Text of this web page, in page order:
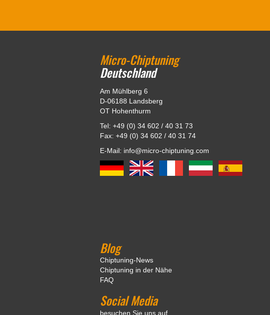
Micro-Chiptuning
Deutschland
Am Mühlberg 6
D-06188 Landsberg
OT Hohenthurm
Tel: +49 (0) 34 602 / 40 31 73
Fax: +49 (0) 34 602 / 40 31 74
E-Mail: info@micro-chiptuning.com
Blog
Chiptuning-News
Chiptuning in der Nähe
FAQ
Social Media
besuchen Sie uns auf